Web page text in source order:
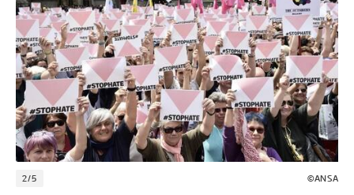
2/5 ©ANSA